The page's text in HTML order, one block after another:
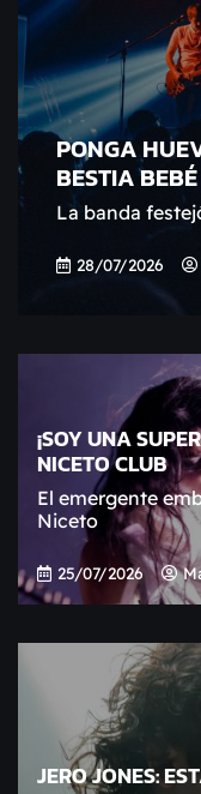
PONGA
BESTIA
La banda
28/07/2026
¡SOY UNA
NICETO CLUB
El emergente
Niceto
25/07/2026
JERO JONES: